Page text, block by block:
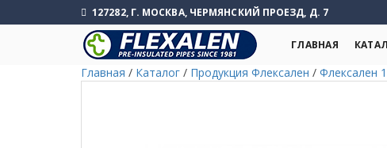
127282, Г. МОСКВА, ЧЕРМЯНСКИЙ ПРОЕЗД, Д. 7
ГЛАВНАЯ
Главная / Каталог / Продукция Флексален / Флексален